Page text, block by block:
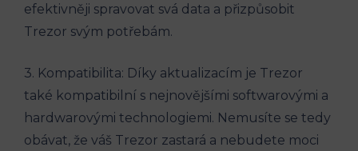
efektivněji spravovat svá data a přizpůsobit
Trezor svým potřebám.
3. Kompatibilita: Díky aktualizacím je Trezor
také kompatibilní s nejnovějšími softwarovými a
hardwarovými technologiemi. Nemusíte se tedy
obávat, že váš Trezor zastará a nebudete moci